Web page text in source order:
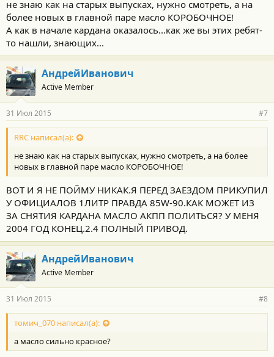
не знаю как на старых выпусках, нужно смотреть, а на
более новых в главной паре масло КОРОБОЧНОЕ!
А как в начале кардана оказалось...как же вы этих ребят-
то нашли, знающих...
АндрейИванович
Active Member
31 Июл 2015 #7
RRC написал(а):
не знаю как на старых выпусках, нужно смотреть, а на более
новых в главной паре масло КОРОБОЧНОЕ!
ВОТ И Я НЕ ПОЙМУ НИКАК.Я ПЕРЕД ЗАЕЗДОМ ПРИКУПИЛ
У ОФИЦИАЛОВ 1ЛИТР ПРАВДА 85W-90.КАК МОЖЕТ ИЗ
ЗА СНЯТИЯ КАРДАНА МАСЛО АКПП ПОЛИТЬСЯ? У МЕНЯ
2004 ГОД КОНЕЦ.2.4 ПОЛНЫЙ ПРИВОД.
АндрейИванович
Active Member
31 Июл 2015 #8
томич_070 написал(а):
а масло сильно красное?